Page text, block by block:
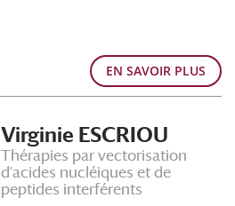
EN SAVOIR PLUS
Virginie ESCRIOU
Thérapies par vectorisation
d'acides nucléiques et de
peptides interférents